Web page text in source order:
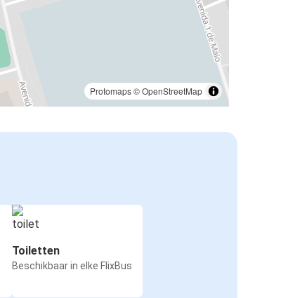
Protomaps©OpenStreetMap
Toiletten
Beschikbaar in elke FlixBus